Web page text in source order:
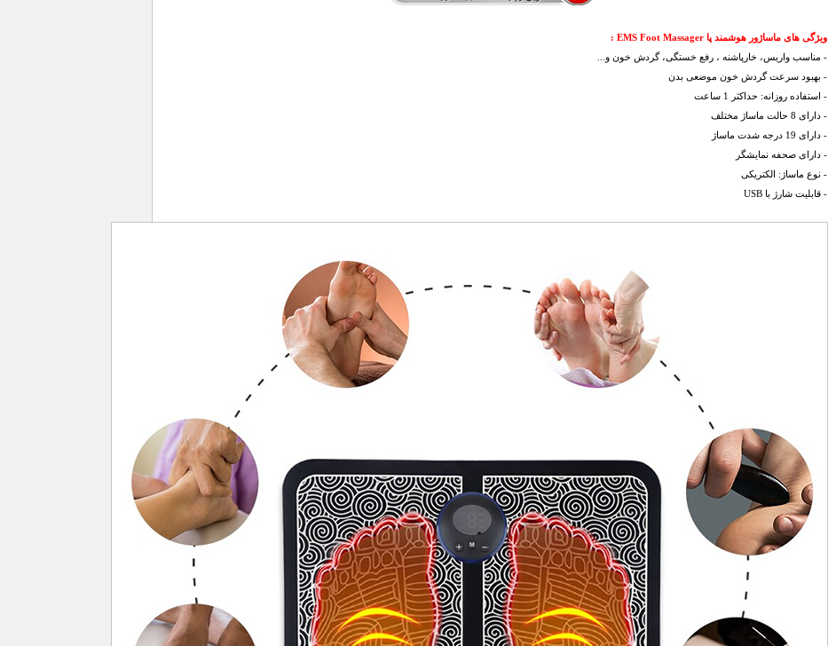
ویژگی های ماساژور هوشمند پا EMS Foot Massager
:
- مناسب واریس، خارپاشنه ، رفع خستگی، گردش خون و...
- بهبود سرعت گردش خون موضعی بدن
- استفاده روزانه: حداکثر 1 ساعت
- دارای 8 حالت ماساژ مختلف
- دارای 19 درجه شدت ماساژ
- دارای صحفه نمایشگر
- نوع ماساژ: الکتریکی
- قابلیت شارژ با USB